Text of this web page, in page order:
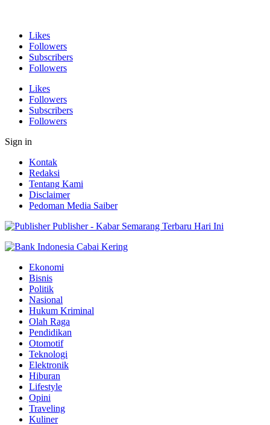
Likes
Followers
Subscribers
Followers
Likes
Followers
Subscribers
Followers
Sign in
Kontak
Redaksi
Tentang Kami
Disclaimer
Pedoman Media Saiber
Publisher - Kabar Semarang Terbaru Hari Ini
Ekonomi
Bisnis
Politik
Nasional
Hukum Kriminal
Olah Raga
Pendidikan
Otomotif
Teknologi
Elektronik
Hiburan
Lifestyle
Opini
Traveling
Kuliner